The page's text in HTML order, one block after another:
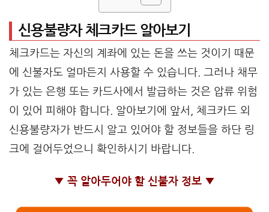
신용불량자 체크카드 알아보기
체크카드는 자신의 계좌에 있는 돈을 쓰는 것이기 때문
에 신불자도 얼마든지 사용할 수 있습니다. 그러나 채무
가 있는 은행 또는 카드사에서 발급하는 것은 압류 위험
이 있어 피해야 합니다. 알아보기에 앞서, 체크카드 외
신용불량자가 반드시 알고 있어야 할 정보들을 하단 링
크에 걸어두었으니 확인하시기 바랍니다.
▼ 꼭 알아두어야 할 신불자 정보 ▼